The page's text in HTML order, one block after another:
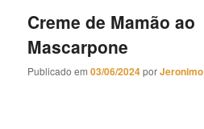
Creme de Mamão ao
Mascarpone
Publicado em03/06/2024porJeronimo